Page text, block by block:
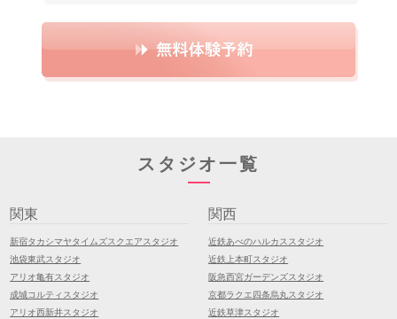
スタジオ一覧
関東
新宿タカシマヤタイムズスクエアスタジオ
池袋東武スタジオ
アリオ亀有スタジオ
成城コルティスタジオ
アリオ西新井スタジオ
関西
近鉄あべのハルカススタジオ
近鉄上本町スタジオ
阪急西宮ガーデンズスタジオ
京都ラクエ四条烏丸スタジオ
近鉄草津スタジオ